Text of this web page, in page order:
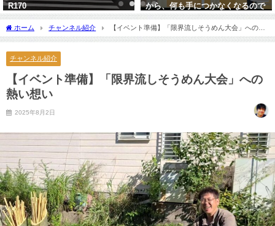
R170
から、何も手につかなくなるので
はないか
ホーム チャンネル紹介
【イベント準備】「限界流しそうめん大会」への熱
い想い
チャンネル紹介
【イベント準備】「限界流しそうめん大会」への
熱い想い
2025年8月2日